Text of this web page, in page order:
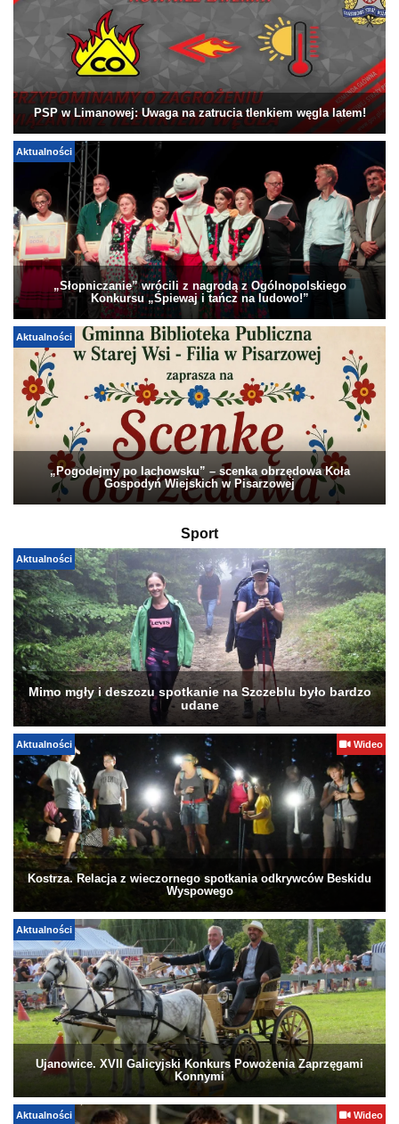
PSP w Limanowej: Uwaga na zatrucia tlenkiem węgla latem!
Aktualności
„Słopniczanie” wrócili z nagrodą z Ogólnopolskiego
Konkursu „Śpiewaj i tańcz na ludowo!”
Aktualności
„Pogodejmy po lachowsku” – scenka obrzędowa Koła
Gospodyń Wiejskich w Pisarzowej
Sport
Aktualności
Mimo mgły i deszczu spotkanie na Szczeblu było bardzo
udane
Aktualności Wideo
Kostrza. Relacja z wieczornego spotkania odkrywców Beskidu
Wyspowego
Aktualności
Ujanowice. XVII Galicyjski Konkurs Powożenia Zaprzęgami
Konnymi
Aktualności Wideo